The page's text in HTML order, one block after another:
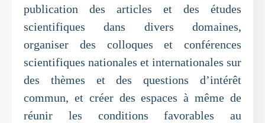
publication des articles et des études
scientifiques dans divers domaines,
organiser des colloques et conférences
scientifiques nationales et internationales sur
des thèmes et des questions d’intérêt
commun, et créer des espaces à même de
réunir les conditions favorables au